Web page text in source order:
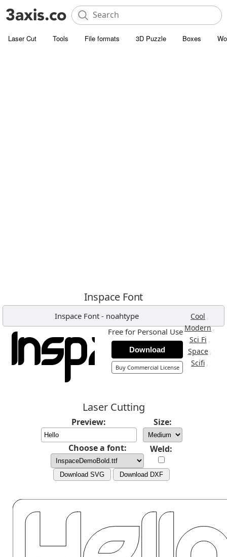
Laser Cut Tools File formats 3D Puzzle Boxes
Inspace Font
Inspace Font - noahtype Cool ,
Modern,
Sci Fi ,
Space ,
Scifi ,
Free for Personal Use
Download
Buy Commercial License
Laser Cutting
Preview: Size:
Choose a font: Weld:
Download SVG Download DXF